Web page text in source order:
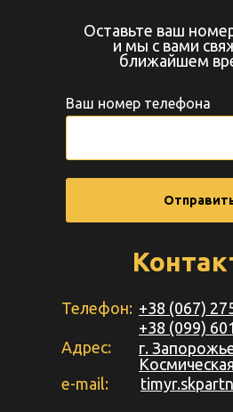
Телефон:
Адрес:
+38 (067)
г.
Ваш номер телефона
Оставьте ваш
и мы с вами
ближайшем
+38 (099)
e-mail: